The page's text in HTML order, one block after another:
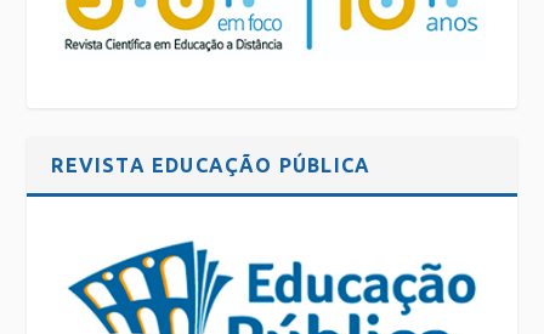
REVISTA EDUCAÇÃO PÚBLICA